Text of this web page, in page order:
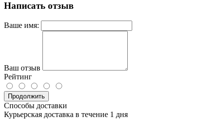
Написать отзыв
Ваше имя:
Ваш отзыв
Рейтинг
Продолжить
Способы доставки
Курьерская доставка в течение 1 дня